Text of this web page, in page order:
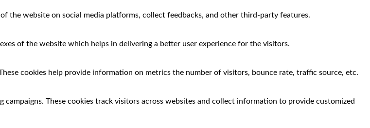
the website on social media platforms, collect feedbacks, and other third-party features.
of the website which helps in delivering a better user experience for the visitors.
cookies help provide information on metrics the number of visitors, bounce rate, traffic source, etc.
These cookies track visitors across websites and collect information to provide customized